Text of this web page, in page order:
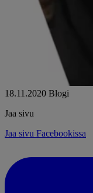
18.11.2020 Blogi
Jaa sivu
Jaa sivu Facebookissa